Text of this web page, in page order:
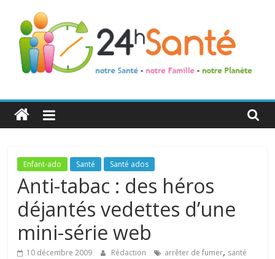
24h
Santé
La
santé
de
toute
famille
Enfant-ado Santé Santé ados
Anti-tabac : des héros
déjantés vedettes d’une
mini-série web
10 décembre 2009 Rédaction arrêter de fumer, santé